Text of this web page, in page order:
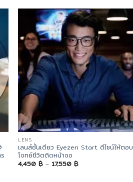
LENS
เลนส์ชั้นเดียว Eyezen Start ดีไซน์ให้ตอบ
โจทย์ชีวิตติดหน้าจอ
4,450฿ – 17,550฿Price